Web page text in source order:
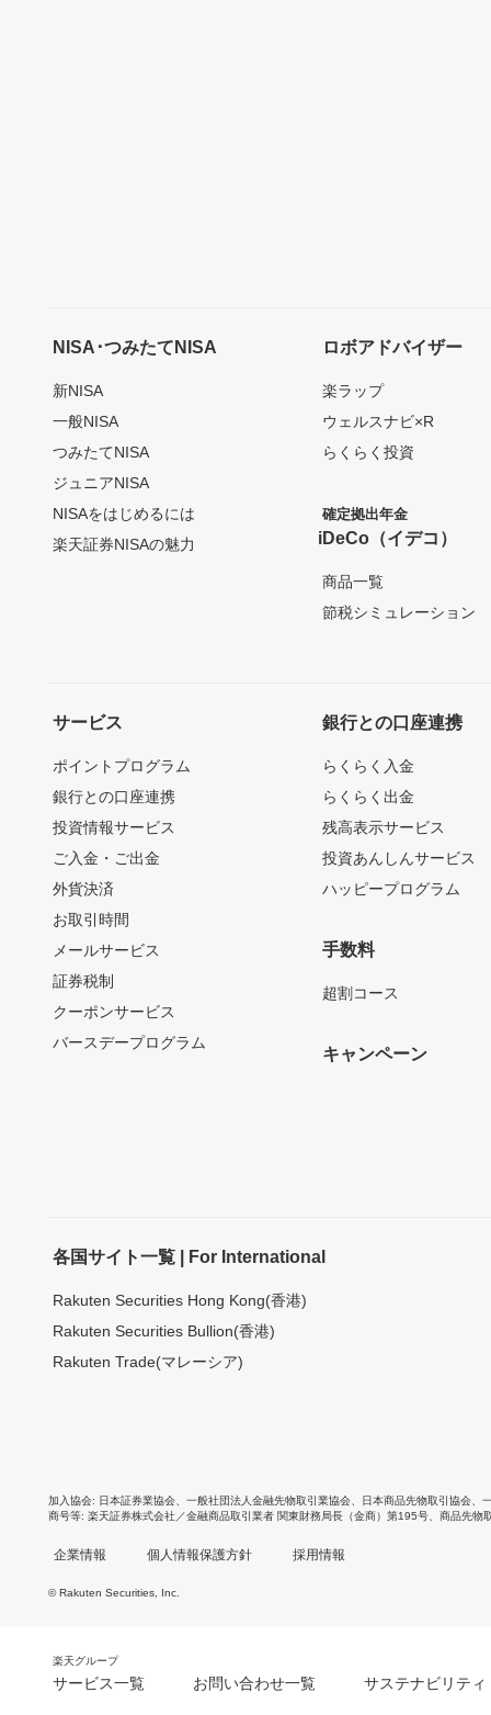
NISA･つみたてNISA
新NISA
一般NISA
つみたてNISA
ジュニアNISA
NISAをはじめるには
楽天証券NISAの魅力
ロボアドバイザー
楽ラップ
ウェルスナビ×R
らくらく投資
確定拠出年金
iDeCo（イデコ）
商品一覧
節税シミュレーション
サービス
ポイントプログラム
銀行との口座連携
投資情報サービス
ご入金・ご出金
外貨決済
お取引時間
メールサービス
証券税制
クーポンサービス
バースデープログラム
銀行との口座連携
らくらく入金
らくらく出金
残高表示サービス
投資あんしんサービス
ハッピープログラム
手数料
超割コース
キャンペーン
各国サイト一覧 | For International
Rakuten Securities Hong Kong(香港)
Rakuten Securities Bullion(香港)
Rakuten Trade(マレーシア)
加入協会 日本証券業協会 一般社団法人金融先物取引業協会 日本商品先物取引協会
商号等 楽天証券株式会社／金融商品取引業者 関東財務局長（金商）第195号、商品先物
企業情報 個人情報保護方針 採用情報
© Rakuten Securities, Inc.
楽天グループ
サービス一覧 お問い合わせ一覧 サステナビリティ